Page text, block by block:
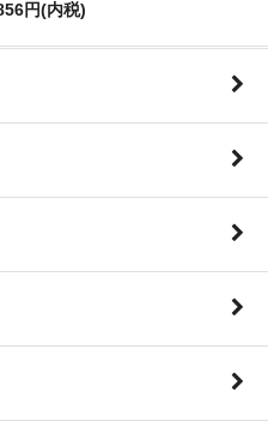
円(内税)